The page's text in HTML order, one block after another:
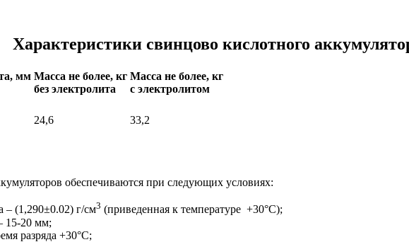
Характеристики свинцово кислотного
мм Масса не более, кг
без электролита
Масса не более, кг
c электролитом
24,6 33,2
обеспечиваются при следующих условиях:
– (1,290±0.02) г/см3 (приведенная к температуре +30°С);
15-20 мм;
разряда +30°С;